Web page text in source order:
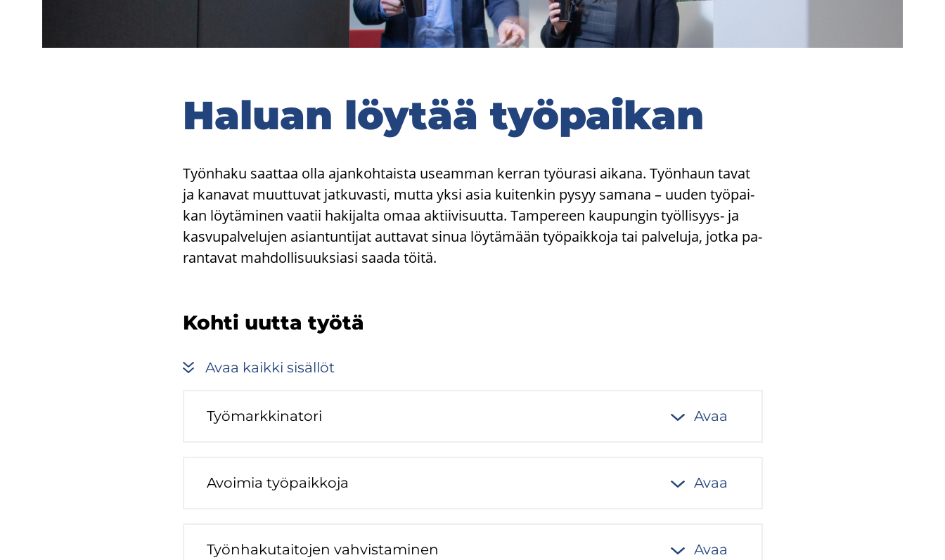
Ha­luan löy­tää työ­pai­kan
Työn­ha­ku saat­taa olla ajan­koh­tais­ta useam­man ker­ran työ­ura­si ai­ka­na. Työn­haun tavat
ja ka­na­vat muut­tu­vat jat­ku­vas­ti, mutta yksi asia kui­ten­kin pysyy sa­ma­na – uuden työ­pai­
kan löy­tä­mi­nen vaa­tii ha­ki­jal­ta omaa ak­tii­vi­suut­ta. Tam­pe­reen kau­pun­gin työllisyys-​ ja
kas­vu­pal­ve­lu­jen asian­tun­ti­jat aut­ta­vat sinua löy­tä­mään työ­paik­ko­ja tai pal­ve­lu­ja, jotka pa­
ran­ta­vat mah­dol­li­suuk­sia­si saada töitä.
Kohti uutta työtä
Avaa kaik­ki si­säl­löt
Työ­mark­ki­na­to­ri Avaa
Avoi­mia työ­paik­ko­ja Avaa
Työn­ha­ku­tai­to­jen vah­vis­ta­mi­nen Avaa